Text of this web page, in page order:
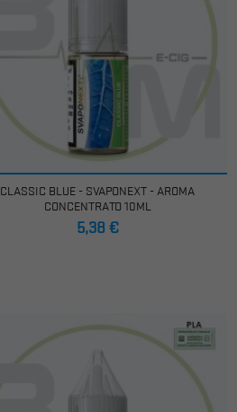
CLASSIC BLUE - SVAPONEXT - AROMA
CONCENTRATO 10ML
Prezzo
5,38 €